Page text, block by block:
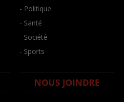
- Politique
- Santé
- Société
- Sports
NOUS JOINDRE